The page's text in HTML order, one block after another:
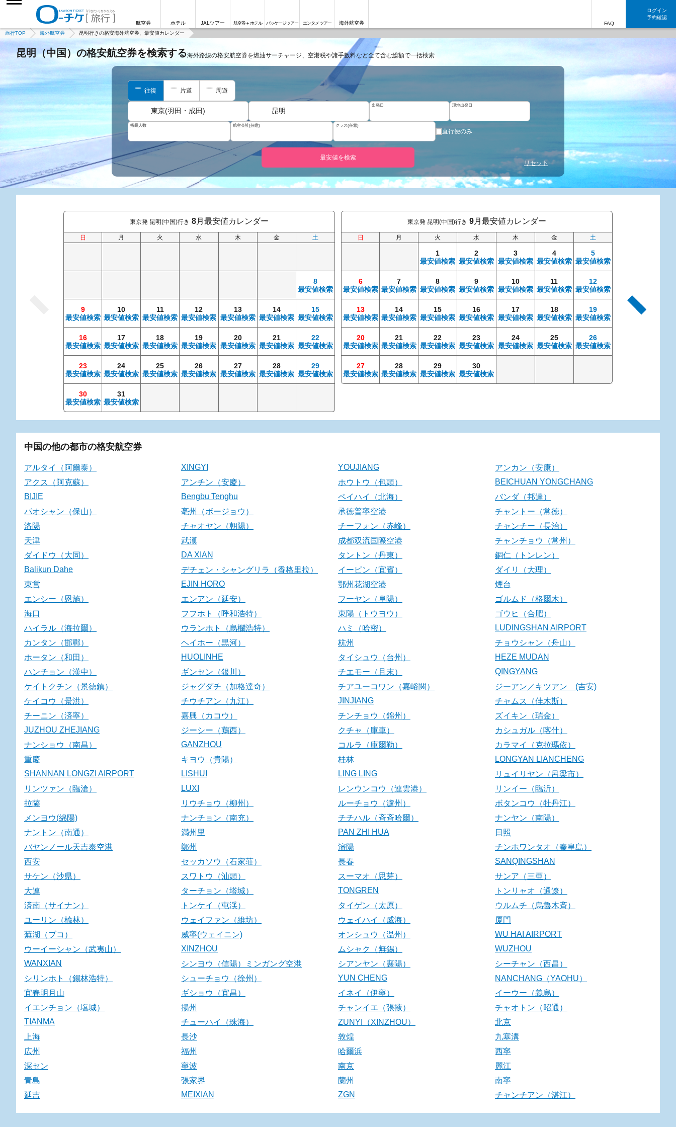
航空券 ホテル JALツアー 航空券＋ホテル パッケージツアー エンタメツアー 海外航空券 FAQ
ログイン
予約確認
旅行TOP 海外航空券 昆明行きの格安海外航空券、最安値カレンダー
昆明（中国）の格安航空券を検索する海外路線の格安航空券を燃油サーチャージ、空港税や諸手数料など全て含む総額で一括検索
往復 片道 周遊
東京(羽田・成田) 昆明
出発日 現地出発日
搭乗人数 航空会社(任意) クラス(任意)
直行便のみ
最安値を検索
リセット
東京発 昆明(中国)行き 8月最安値カレンダー
日 月 火 水 木 金 土
8
最安値検索
9
最安値検索
10
最安値検索
11
最安値検索
12
最安値検索
13
最安値検索
14
最安値検索
15
最安値検索
16
最安値検索
17
最安値検索
18
最安値検索
19
最安値検索
20
最安値検索
21
最安値検索
22
最安値検索
23
最安値検索
24
最安値検索
25
最安値検索
26
最安値検索
27
最安値検索
28
最安値検索
29
最安値検索
30
最安値検索
31
最安値検索
東京発 昆明(中国)行き 9月最安値カレンダー
日 月 火 水 木 金 土
1
最安値検索
2
最安値検索
3
最安値検索
4
最安値検索
5
最安値検索
6
最安値検索
7
最安値検索
8
最安値検索
9
最安値検索
10
最安値検索
11
最安値検索
12
最安値検索
13
最安値検索
14
最安値検索
15
最安値検索
16
最安値検索
17
最安値検索
18
最安値検索
19
最安値検索
20
最安値検索
21
最安値検索
22
最安値検索
23
最安値検索
24
最安値検索
25
最安値検索
26
最安値検索
27
最安値検索
28
最安値検索
29
最安値検索
30
最安値検索
11
最安値検索
中国の他の都市の格安航空券
アルタイ（阿爾泰） XINGYI YOUJIANG
アンカン（安康）
アクス（阿克蘇）
アンチン（安慶） ホウトウ（包頭）
BEICHUAN YONGCHANG
BIJIE
Bengbu Tenghu ペイハイ（北海）
バンダ（邦達）
パオシャン（保山）
亳州（ボージョウ） 承徳普寧空港
チャントー（常徳）
洛陽
チャオヤン（朝陽） チーフォン（赤峰）
チャンチー（長治）
天津
武漢 成都双流国際空港
チャンチョウ（常州）
ダイドウ（大同）
DA XIAN タントン（丹東）
銅仁（トンレン）
Balikun Dahe
デチェン・シャングリラ（香格里拉） イーピン（宜賓）
ダイリ（大理）
東営
EJIN HORO 鄂州花湖空港
煙台
エンシー（恩施）
エンアン（延安） フーヤン（阜陽）
ゴルムド（格爾木）
海口
フフホト（呼和浩特） 東陽（トウヨウ）
ゴウヒ（合肥）
ハイラル（海拉爾）
ウランホト（烏欄浩特） ハミ（哈密）
LUDINGSHAN AIRPORT
カンタン（邯鄲）
ヘイホー（黒河） 杭州
チョウシャン（舟山）
ホータン（和田）
HUOLINHE タイシュウ（台州）
HEZE MUDAN
ハンチョン（漢中）
ギンセン（銀川） チエモー（且末）
QINGYANG
ケイトクチン（景徳鎮）
ジャグダチ（加格達奇） チアユーコワン（嘉峪関）
ジーアン／キツアン (吉安)
ケイコウ（景洪）
チウチアン（九江） JINJIANG
チャムス（佳木斯）
チーニン（済寧）
嘉興（カコウ） チンチョウ（錦州）
ズイキン（瑞金）
JUZHOU ZHEJIANG
ジーシー（鶏西） クチャ（庫車）
カシュガル（喀什）
ナンショウ（南昌）
GANZHOU コルラ（庫爾勒）
カラマイ（克拉瑪依）
重慶
キヨウ（貴陽） 桂林
LONGYAN LIANCHENG
SHANNAN LONGZI AIRPORT
LISHUI LING LING
リュイリヤン（呂梁市）
リンツァン（臨滄）
LUXI レンウンコウ（連雲港）
リンイー（臨沂）
拉薩
リウチョウ（柳州） ルーチョウ（瀘州）
ボタンコウ（牡丹江）
メンヨウ(綿陽)
ナンチョン（南充） チチハル（斉斉哈爾）
ナンヤン（南陽）
ナントン（南通）
満州里 PAN ZHI HUA
日照
バヤンノール天吉泰空港
鄭州 瀋陽
チンホワンタオ（秦皇島）
西安
セッカソウ（石家荘） 長春
SANQINGSHAN
サケン（沙県）
スワトウ（汕頭） スーマオ（思芽）
サンア（三亜）
大連
ターチョン（塔城） TONGREN
トンリャオ（通遼）
済南（サイナン）
トンケイ（屯渓） タイゲン（太原）
ウルムチ（烏魯木斉）
ユーリン（楡林）
ウェイファン（維坊） ウェイハイ（威海）
厦門
蕪湖（ブコ）
威寧(ウェイニン) オンシュウ（温州）
WU HAI AIRPORT
ウーイーシャン（武夷山）
XINZHOU ムシャク（無錫）
WUZHOU
WANXIAN
シンヨウ（信陽）ミンガング空港 シアンヤン（襄陽）
シーチャン（西昌）
シリンホト（錫林浩特）
シューチョウ（徐州） YUN CHENG
NANCHANG（YAOHU）
宜春明月山
ギショウ（宜昌） イネイ（伊寧）
イーウー（義烏）
イエンチョン（塩城）
揚州 チャンイエ（張掖）
チャオトン（昭通）
TIANMA
チューハイ（珠海） ZUNYI（XINZHOU）
北京
上海
長沙 敦煌
九塞溝
広州
福州 哈爾浜
西寧
深セン
寧波 南京
麗江
青島
張家界 蘭州
南寧
延吉
MEIXIAN ZGN チャンチアン（湛江）